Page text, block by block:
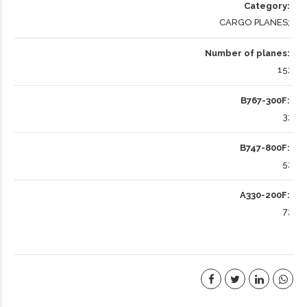
Category
CARGO PLANES
Number of planes
15
B767-300F
3
B747-800F
5
A330-200F
7